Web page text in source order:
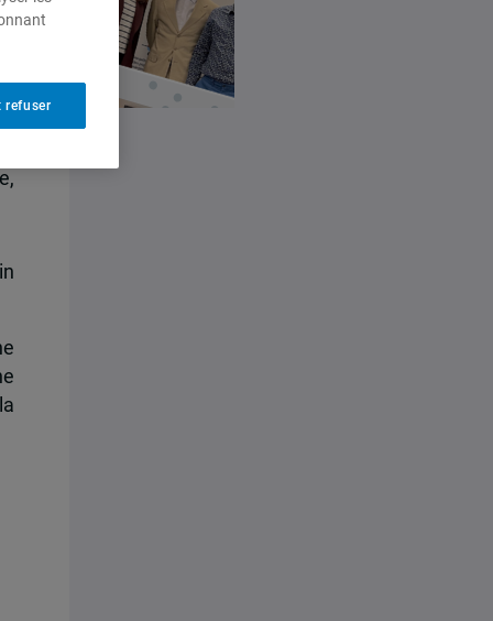
refuser